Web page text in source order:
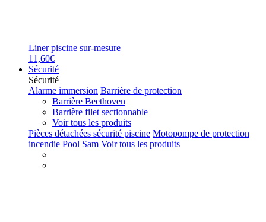
Liner piscine sur-mesure
11,60€
Sécurité
Sécurité
Alarme immersion Barrière de protection
Barrière Beethoven
Barrière filet sectionnable
Voir tous les produits
Pièces détachées sécurité piscine Motopompe de protection
incendie Pool Sam Voir tous les produits